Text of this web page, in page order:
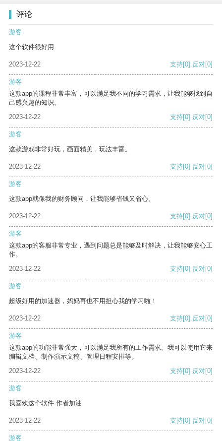
评论
游客
这个软件很好用
2023-12-22 支持[0] 反对[0]
游客
这款app的课程非常丰富，可以满足我不同的学习需求，让我能够找到自
己感兴趣的知识。
2023-12-22
支持[0] 反对[0]
游客
这款游戏非常好玩，画面精美，玩法丰富。
2023-12-22 支持[0] 反对[0]
游客
这款app就像我的财务顾问，让我能够省钱又省心。
2023-12-22 支持[0] 反对[0]
游客
这款app的客服非常专业，遇到问题总是能够及时解决，让我能够安心工
作。
2023-12-22
支持[0] 反对[0]
游客
超级好用的加速器，妈妈再也不用担心我的学习啦！
2023-12-22 支持[0] 反对[0]
游客
这款app的功能非常强大，可以满足我所有的工作需求。我可以使用它来
编辑文档、制作演示文稿、管理日程安排等。
2023-12-22
支持[0] 反对[0]
游客
我喜欢这个软件 作者加油
2023-12-22 支持[0] 反对[0]
游客